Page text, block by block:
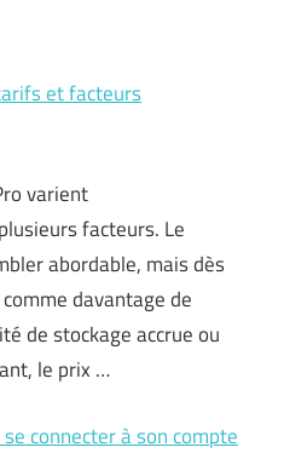
et facteurs
varient
facteurs. Le
abordable, mais dès
davantage de
de stockage accrue ou
le prix …
connecter à son compte